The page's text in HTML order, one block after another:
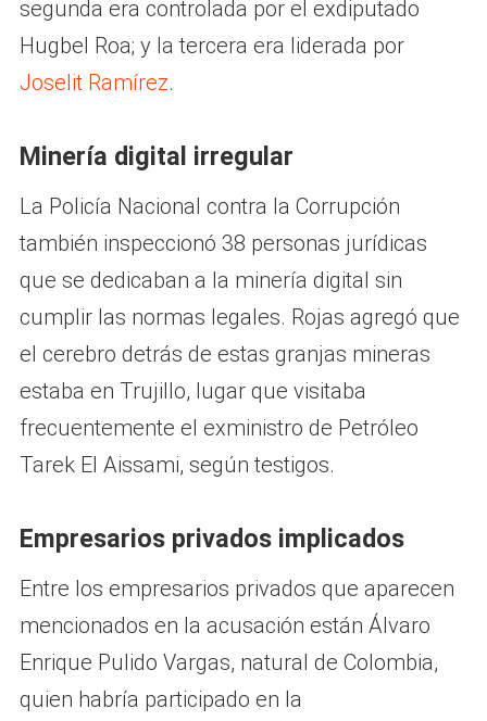
segunda era controlada por el exdiputado
Hugbel Roa; y la tercera era liderada por
Joselit Ramírez.
Minería digital irregular
La Policía Nacional contra la Corrupción
también inspeccionó 38 personas jurídicas
que se dedicaban a la minería digital sin
cumplir las normas legales. Rojas agregó que
el cerebro detrás de estas granjas mineras
estaba en Trujillo, lugar que visitaba
frecuentemente el exministro de Petróleo
Tarek El Aissami, según testigos.
Empresarios privados implicados
Entre los empresarios privados que aparecen
mencionados en la acusación están Álvaro
Enrique Pulido Vargas, natural de Colombia,
quien habría participado en la